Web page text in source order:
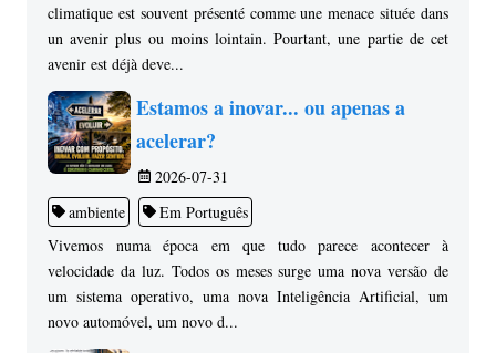
climatique est souvent présenté comme une menace située dans
un avenir plus ou moins lointain. Pourtant, une partie de cet
avenir est déjà deve...
Estamos a inovar... ou apenas a
acelerar?
2026-07-31
ambiente
Em Português
Vivemos numa época em que tudo parece acontecer à
velocidade da luz. Todos os meses surge uma nova versão de
um sistema operativo, uma nova Inteligência Artificial, um
novo automóvel, um novo d...